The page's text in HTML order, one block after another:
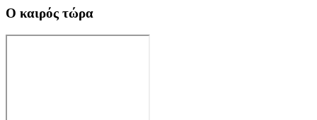
Ο καιρός τώρα